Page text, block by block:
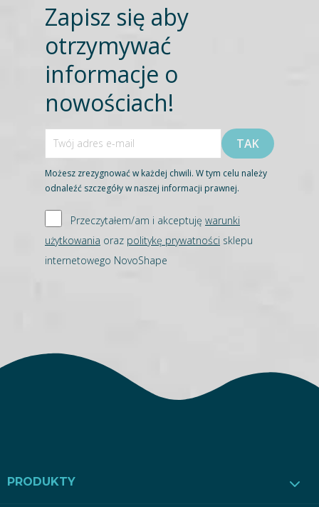
Zapisz się aby
otrzymywać
informacje o
nowościach!
Możesz zrezygnować w każdej chwili. W tym celu należy
odnaleźć szczegóły w naszej informacji prawnej.
Przeczytałem/am i akceptuję warunki
użytkowania oraz politykę prywatności sklepu
internetowego NovoShape
PRODUKTY